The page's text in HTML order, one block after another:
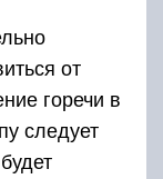
от
горечи в
следует